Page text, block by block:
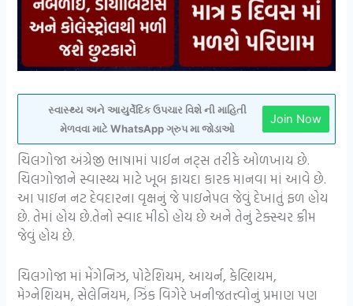
સ્વાસ્થ્ય અને આયુર્વેદિક ઉપચાર વિશે ની માહિતી
મેળવવા માટે WhatsApp ગ્રુપ મા જોડાઓ
Join Now
ચિલગોજા અંગ્રેજી ભાષામાં પાઈન નટ્સ તરીકે ઓળખાય છે.
ચિલગોજાને સ્વાસ્થ્ય માટે ખૂબ ફાયદા કારક માનવા માં આવે છે.
આ પાઇન નટ દેવદારના વૃક્ષનું જે પાઇનેપલ જેવું દેખાતું ફળ હોય
છે. તેમાં હોય છે.તેનો સ્વાદ મીઠો હોય છે અને તેનું ટેક્સ્ચર ક્રીમ
જેવું હોય છે.
ચિલગોજા માં મેંગેનિઝ, પોટેશિયમ, આયર્ન, કેલ્શિયમ,
મેગ્નેશિયમ, સેલેનિયમ, ઝિંક વિગેરે ખનીજતત્ત્વોનું પ્રમાણ પણ